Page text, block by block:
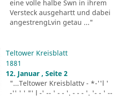
eine volle halbe Swn in ihrem
Versteck ausgehartt und dabei
angestrengLvin getau ..."
Teltower Kreisblatt
1881
12. Januar , Seite 2
"...Teltower Kreisblattv - *-''l '
-'' ' ' "' l -' -- ' - - '. - - - '. '- - ' --